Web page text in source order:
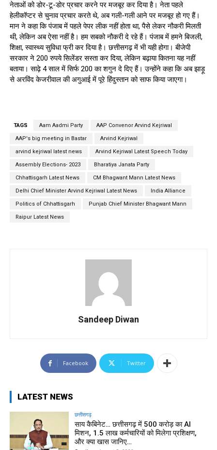
नेताओं को डोर-टू-डोर प्रचार करने पर मजबूर कर दिया है। नेता पहले
हेलीकॉप्टर से चुनाव प्रचार करते थे, अब गली-गली आने पर मजबूर हो गए हैं।
मान ने कहा कि पंजाब में पहले पेपर लीक नहीं होता था, पैसे लेकर नौकरी मिलती
थी, लेकिन अब ऐसा नहीं है। हम सबको नौकरी दे रहे हैं। पंजाब में हमने बिजली,
शिक्षा, स्वास्थ्य सुविधा फ्री कर दिया है। छत्तीसगढ़ में भी यही होगा। बीजेपी
सरकार ने 200 रुपये सिलेंडर सस्ता कर दिया, लेकिन बढ़ाया कितना यह नहीं
बताया। साढ़े 4 साल में सिर्फ 200 का शगुन दे दिए हैं। उन्होंने कहा कि अब झाड़ू
से अरविंद केजरीवाल की अगुआई में पूरे हिंदुस्तान को साफ किया जाएगा।
TAGS Aam Aadmi Party AAP Convenor Arvind Kejriwal
AAP's big meeting in Bastar Arvind Kejriwal
arvind kejriwal latest news Arvind Kejriwal Latest Speech Today
Assembly Elections- 2023 Bharatiya Janata Party
Chhattisgarh Latest News CM Bhagwant Mann Latest News
Delhi Chief Minister Arvind Kejriwal Latest News India Alliance
Politics of Chhattisgarh Punjab Chief Minister Bhagwant Mann
Raipur Latest News
Sandeep Diwan
Facebook Twitter
LATEST NEWS
छत्तीसगढ़
साय कैबिनेट… छत्तीसगढ़ में 500 करोड़ का AI
मिशन, 1.5 लाख कर्मचारियों को मिलेगा प्रशिक्षण,
और क्या खास जानिए…